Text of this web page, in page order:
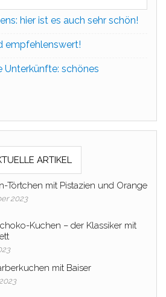
hier ist es auch sehr schön!
empfehlenswert!
Unterkünfte: schönes
ARTIKEL
Törtchen mit Pistazien und Orange
2023
Kuchen – der Klassiker mit
mit Baiser